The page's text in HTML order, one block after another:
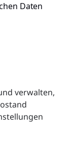
Daten
oder
verwalten,